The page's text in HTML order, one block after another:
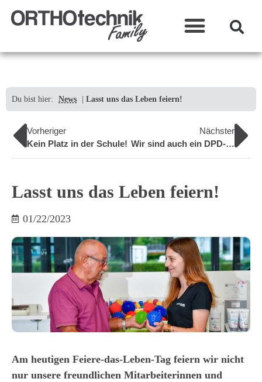
Du bist hier: News Lasst uns das Leben feiern!
Vorheriger
Kein Platz in der Schule!
Nächster
Wir sind auch ein DPD-Shop!
Lasst uns das Leben feiern!
01/22/2023
Am heutigen Feiere-das-Leben-Tag feiern wir nicht
nur unsere freundlichen Mitarbeiterinnen und